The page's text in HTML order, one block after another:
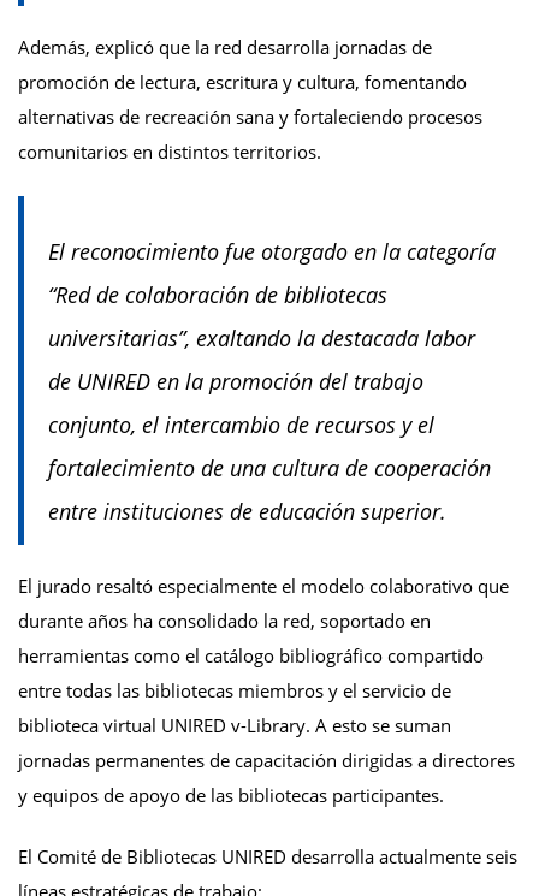
Además, explicó que la red desarrolla jornadas de
promoción de lectura, escritura y cultura, fomentando
alternativas de recreación sana y fortaleciendo procesos
comunitarios en distintos territorios.
El reconocimiento fue otorgado en la categoría
“Red de colaboración de bibliotecas
universitarias”, exaltando la destacada labor
de UNIRED en la promoción del trabajo
conjunto, el intercambio de recursos y el
fortalecimiento de una cultura de cooperación
entre instituciones de educación superior.
El jurado resaltó especialmente el modelo colaborativo que
durante años ha consolidado la red, soportado en
herramientas como el catálogo bibliográfico compartido
entre todas las bibliotecas miembros y el servicio de
biblioteca virtual UNIRED v-Library. A esto se suman
jornadas permanentes de capacitación dirigidas a directores
y equipos de apoyo de las bibliotecas participantes.
El Comité de Bibliotecas UNIRED desarrolla actualmente seis